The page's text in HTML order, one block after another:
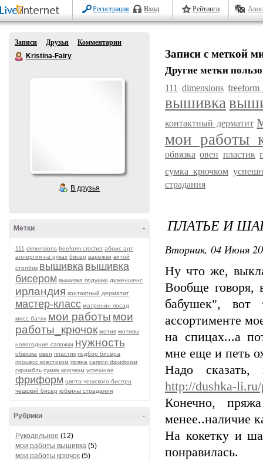
Регистрация Вход Рейтинги
Записи Друзья
Комментарии
Kristina-Fairy
В друзья
-
Метки
111 dimensions freeform crochet абрис арт
аллергия на руках бисер варежки витой
столбик вышивка вышивка
бисером вышивка подушки дименшенс
ирландия контактный дерматит
мастер-класс матренин посад
мисс батик мои работы мои
работы_крючок мотив мотивы
новогодние сапожки нужность
обвязка овен пластик подбор бисера
процесс крестиком пряжа сапоги фриформ
скрамбль сумка крючком успешная
фриформ цвета чешского бисера
чешский бисер юбкины страдания
-
Рубрики
Рукодельное (12)
мои работы вышивка (5)
мои работы крючок (5)
Записи с меткой
Другие метки
111 dimensions freeform
вышивка
контактный дерматит
мои
обвязка овен пластик
сумка крючком
страдания
ПЛАТЬЕ И
Вторник, 04 Июня
Ну что же,
Вообще говоря,
бабушек", вот
ассортименте
на спицах...а
мне еще и петь
Надо сказать,
http://dushka-
Конечно,
менее..наличие
На кокетку и
понравилась.